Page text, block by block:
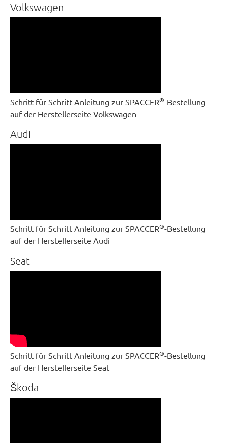
Volkswagen
Schritt für Schritt Anleitung zur SPACCER®-Bestellung
auf der Herstellerseite Volkswagen
Audi
Schritt für Schritt Anleitung zur SPACCER®-Bestellung
auf der Herstellerseite Audi
Seat
Schritt für Schritt Anleitung zur SPACCER®-Bestellung
auf der Herstellerseite Seat
Škoda